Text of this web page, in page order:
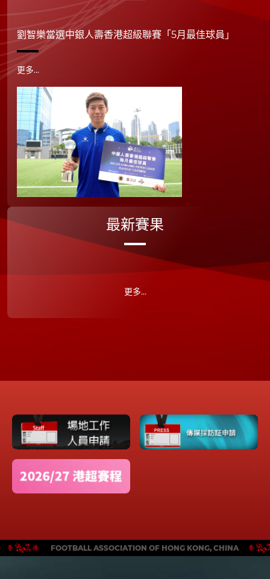
劉智樂當選中銀人壽香港超級聯賽「5月最佳球員」
更多...
最新賽果
更多...
FOOTBALL ASSOCIATION OF HONG KONG, CHINA